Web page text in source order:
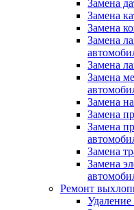
Замена
Замена
Замена
Замена
Замена
Замена
Замена
Замена
Замена
Замена
Замена
Ремонт
Удаление